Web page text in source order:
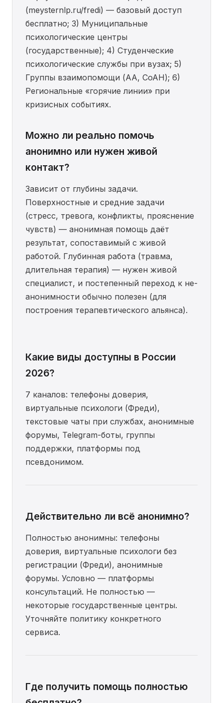
(meysternlp.ru/fredi) — базовый доступ
бесплатно; 3) Муниципальные
психологические центры
(государственные); 4) Студенческие
психологические службы при вузах; 5)
Группы взаимопомощи (АА, СоАН); 6)
Региональные «горячие линии» при
кризисных событиях.
Можно ли реально помочь
анонимно или нужен живой
контакт?
Зависит от глубины задачи.
Поверхностные и средние задачи
(стресс, тревога, конфликты, прояснение
чувств) — анонимная помощь даёт
результат, сопоставимый с живой
работой. Глубинная работа (травма,
длительная терапия) — нужен живой
специалист, и постепенный переход к не-
анонимности обычно полезен (для
построения терапевтического альянса).
Какие виды доступны в России
2026?
7 каналов: телефоны доверия,
виртуальные психологи (Фреди),
текстовые чаты при службах, анонимные
форумы, Telegram-боты, группы
поддержки, платформы под
псевдонимом.
Действительно ли всё анонимно?
Полностью анонимны: телефоны
доверия, виртуальные психологи без
регистрации (Фреди), анонимные
форумы. Условно — платформы
консультаций. Не полностью —
некоторые государственные центры.
Уточняйте политику конкретного
сервиса.
Где получить помощь полностью